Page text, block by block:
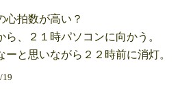
拍数が高い？
、２１時パソコンに向かう。
と思いながら２２時前に消灯。
19